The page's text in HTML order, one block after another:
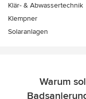
Klär- & Abwassertechnik
Klempner
Solaranlagen
Warum